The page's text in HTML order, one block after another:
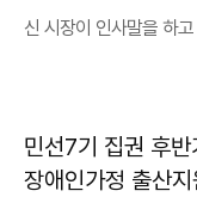
신 시장이 인사말을 하
민선7기 집권 후반
장애인가정 출산